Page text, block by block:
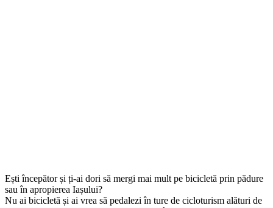
Ești începător și ți-ai dori să mergi mai mult pe bicicletă prin pădure
sau în apropierea Iașului?
Nu ai bicicletă și ai vrea să pedalezi în ture de cicloturism alături de